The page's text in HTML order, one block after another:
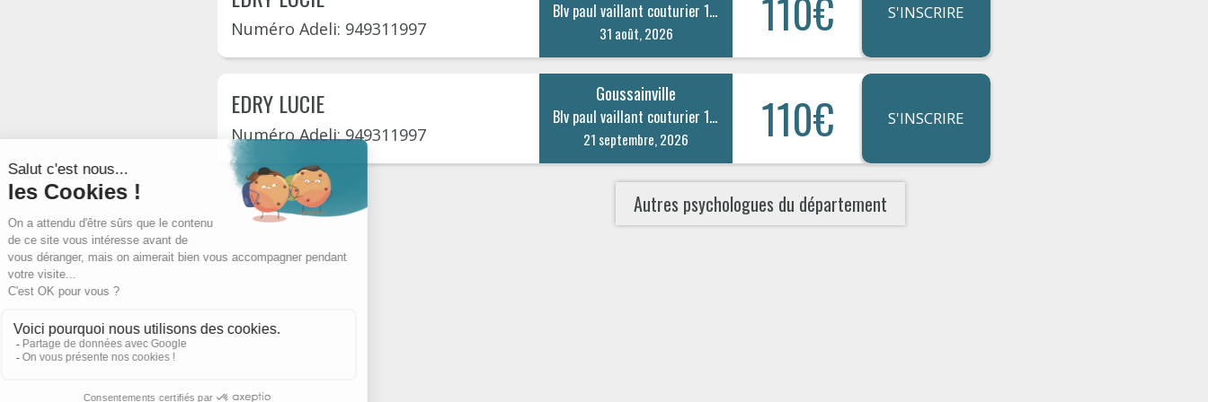
Numéro Adeli: 949311997
Blv paul vaillant couturier 105
31 août, 2026 110€ S'INSCRIRE
EDRY LUCIE
Numéro Adeli: 949311997
Goussainville
Blv paul vaillant couturier 105
21 septembre, 2026 110€ S'INSCRIRE
Autres psychologues du département